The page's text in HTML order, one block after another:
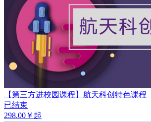
【第三方进校园课程】航天科创特色课程
已结束
298.00￥起